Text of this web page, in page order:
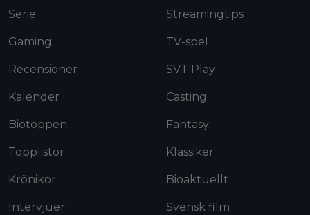
Serie
Gaming
Recensioner
Kalender
Biotoppen
Topplistor
Krönikor
Intervjuer
Streamingtips
TV-spel
SVT Play
Casting
Fantasy
Klassiker
Bioaktuellt
Svensk film